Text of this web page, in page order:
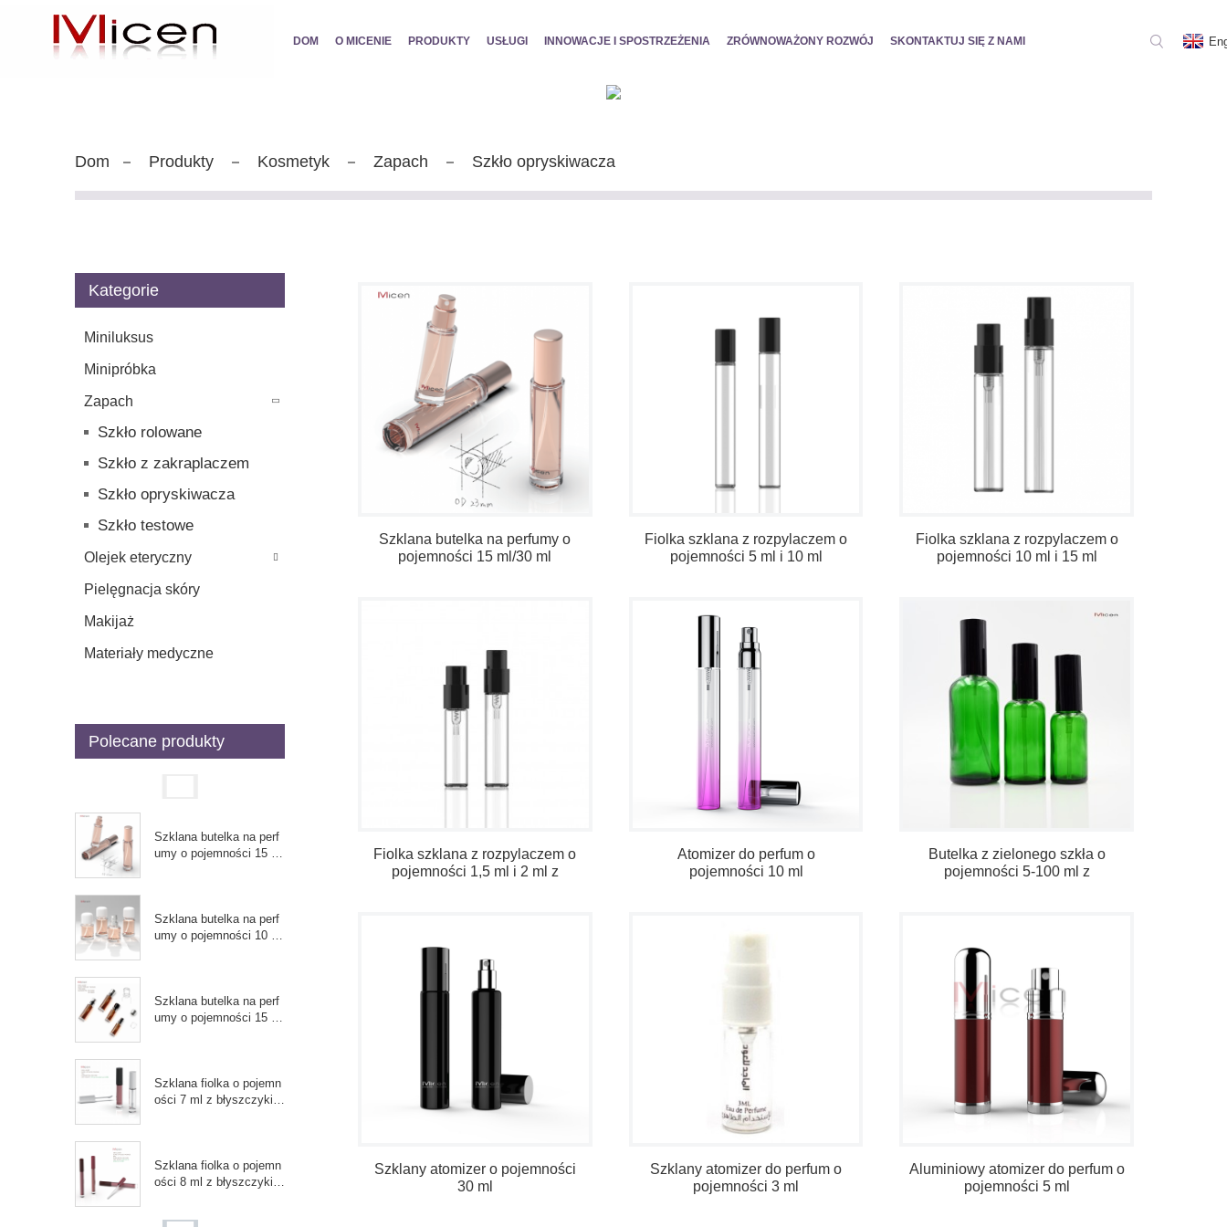
DOM O MICENIE PRODUKTY USŁUGI INNOWACJE I SPOSTRZEŻENIA ZRÓWNOWAŻONY ROZWÓJ SKONTAKTUJ SIĘ Z NAMI
Dom Produkty Kosmetyk Zapach Szkło opryskiwacza
Kategorie
Miniluksus
Minipróbka
Zapach
Szkło rolowane
Szkło z zakraplaczem
Szkło opryskiwacza
Szkło testowe
Olejek eteryczny
Pielęgnacja skóry
Makijaż
Materiały medyczne
Polecane produkty
Szklana butelka na perf
umy o pojemności 15 m
Szklana butelka na perf
umy o pojemności 10 m
Szklana butelka na perf
umy o pojemności 15 m
Szklana fiolka o pojemn
ości 7 ml z błyszczykie
Szklana fiolka o pojemn
ości 8 ml z błyszczykie
Szklana butelka na perfumy o
pojemności 15 ml/30 ml
Fiolka szklana z rozpylaczem o
pojemności 5 ml i 10 ml
Fiolka szklana z rozpylaczem o
pojemności 10 ml i 15 ml
Fiolka szklana z rozpylaczem o
pojemności 1,5 ml i 2 ml z
Atomizer do perfum o
pojemności 10 ml
Butelka z zielonego szkła o
pojemności 5-100 ml z
Szklany atomizer o pojemności
30 ml
Szklany atomizer do perfum o
pojemności 3 ml
Aluminiowy atomizer do perfum o
pojemności 5 ml